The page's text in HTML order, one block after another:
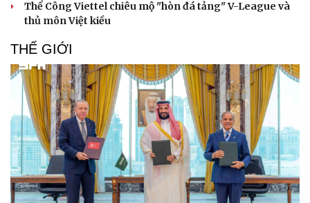
Thể Công Viettel chiêu mộ "hòn đá tảng" V-League và
thủ môn Việt kiều
THẾ GIỚI